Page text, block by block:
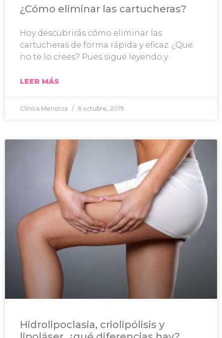
¿Cómo eliminar las cartucheras?
Hoy descubrirás cómo eliminar las
cartucheras de forma rápida y eficaz. ¿Que
no te lo crees? Pues sigue leyendo y
LEER MÁS
Clínica Menorca 6 octubre, 2019
Hidrolipoclasia, criolipólisis y